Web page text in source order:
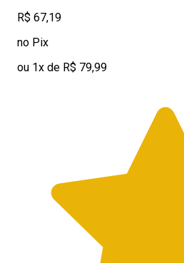
R$ 67,19
no Pix
ou 1x de R$ 79,99